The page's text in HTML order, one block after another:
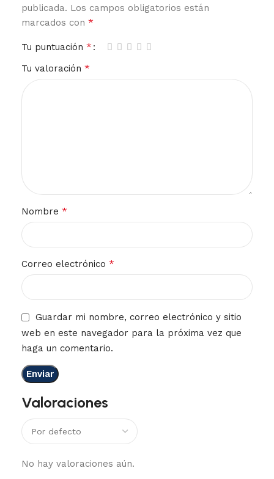
Valoraciones
No hay valoraciones aún.
publicada. Los campos obligatorios están
marcados con *
Tu puntuación *
Tu valoración *
Nombre *
Correo electrónico *
Guardar mi nombre, correo electrónico y sitio
web en este navegador para la próxima vez que
haga un comentario.